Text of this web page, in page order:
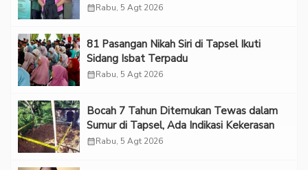
calendar_monthRabu, 5 Agt 2026
81 Pasangan Nikah Siri di Tapsel Ikuti
Sidang Isbat Terpadu
calendar_monthRabu, 5 Agt 2026
Bocah 7 Tahun Ditemukan Tewas dalam
Sumur di Tapsel, Ada Indikasi Kekerasan
calendar_monthRabu, 5 Agt 2026